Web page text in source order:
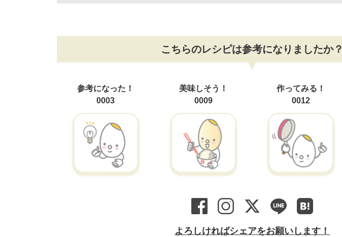
こちらのレシピは参考になりましたか？
参考になった！
0003
美味しそう！
0009
作ってみる！
0012
よろしければシェアをお願いします！